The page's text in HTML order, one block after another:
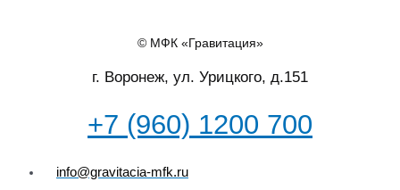
© МФК «Гравитация»
г. Воронеж, ул. Урицкого, д.151
+7 (960) 1200 700
info@gravitacia-mfk.ru